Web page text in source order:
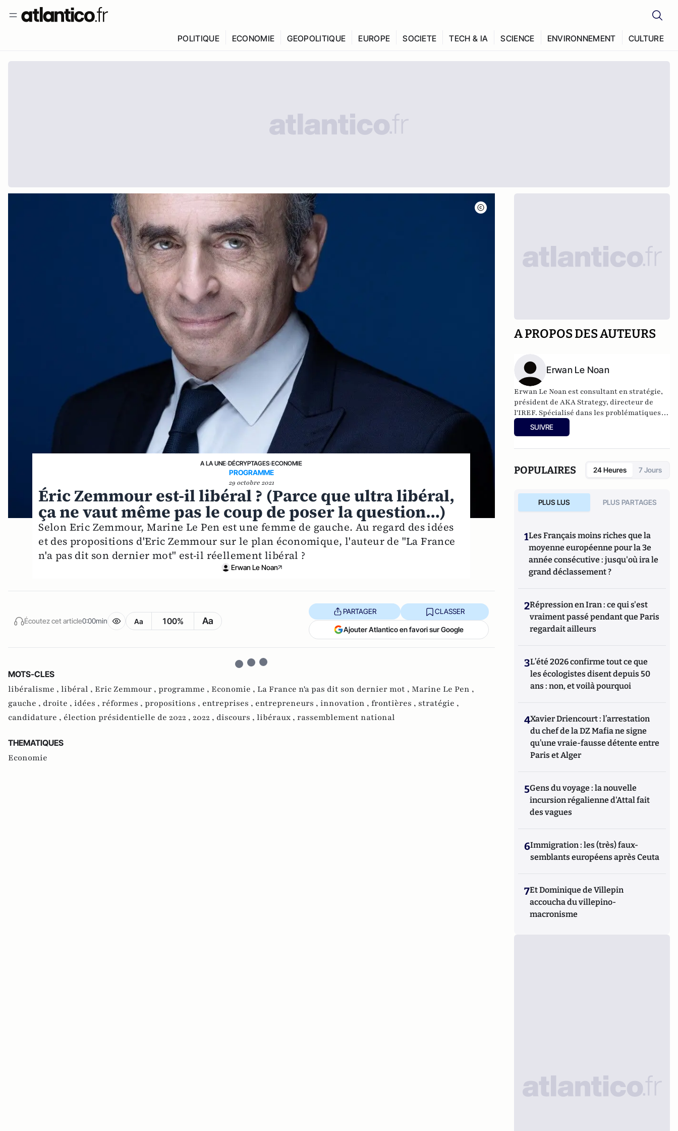
POLITIQUE ECONOMIE GEOPOLITIQUE EUROPE SOCIETE TECH & IA SCIENCE ENVIRONNEMENT CULTURE
A LA UNE›DÉCRYPTAGES›ECONOMIE
PROGRAMME
29 octobre 2021
Éric Zemmour est-il libéral ? (Parce que ultra libéral,
ça ne vaut même pas le coup de poser la question…)
Selon Eric Zemmour, Marine Le Pen est une femme de gauche. Au regard des idées
et des propositions d'Eric Zemmour sur le plan économique, l'auteur de "La France
n'a pas dit son dernier mot" est-il réellement libéral ?
Erwan Le Noan
Écoutez cet article0:00min Aa 100% Aa
PARTAGER CLASSER
Ajouter Atlantico en favori sur Google
MOTS-CLES
libéralisme , libéral , Eric Zemmour , programme , Economie , La France n'a pas dit son dernier mot , Marine Le Pen ,
gauche , droite , idées , réformes , propositions , entreprises , entrepreneurs , innovation , frontières , stratégie ,
candidature , élection présidentielle de 2022 , 2022 , discours , libéraux , rassemblement national
THEMATIQUES
Economie
A PROPOS DES AUTEURS
Erwan Le Noan
Erwan Le Noan est consultant en stratégie,
président de AKA Strategy, directeur de
l'IREF. Spécialisé dans les problématiques
de régulation et de stratégies d'influence, il
a enseigné le droit et l'économie à Sciences
SUIVRE
POPULAIRES 24 Heures 7 Jours
PLUS LUS PLUS PARTAGES
1Les Français moins riches que la
moyenne européenne pour la 3e
année consécutive : jusqu'où ira le
grand déclassement ?
2Répression en Iran : ce qui s'est
vraiment passé pendant que Paris
regardait ailleurs
3L’été 2026 confirme tout ce que
les écologistes disent depuis 50
ans : non, et voilà pourquoi
4Xavier Driencourt : l’arrestation
du chef de la DZ Mafia ne signe
qu’une vraie-fausse détente entre
Paris et Alger
5Gens du voyage : la nouvelle
incursion régalienne d'Attal fait
des vagues
6Immigration : les (très) faux-
semblants européens après Ceuta
7Et Dominique de Villepin
accoucha du villepino-
macronisme